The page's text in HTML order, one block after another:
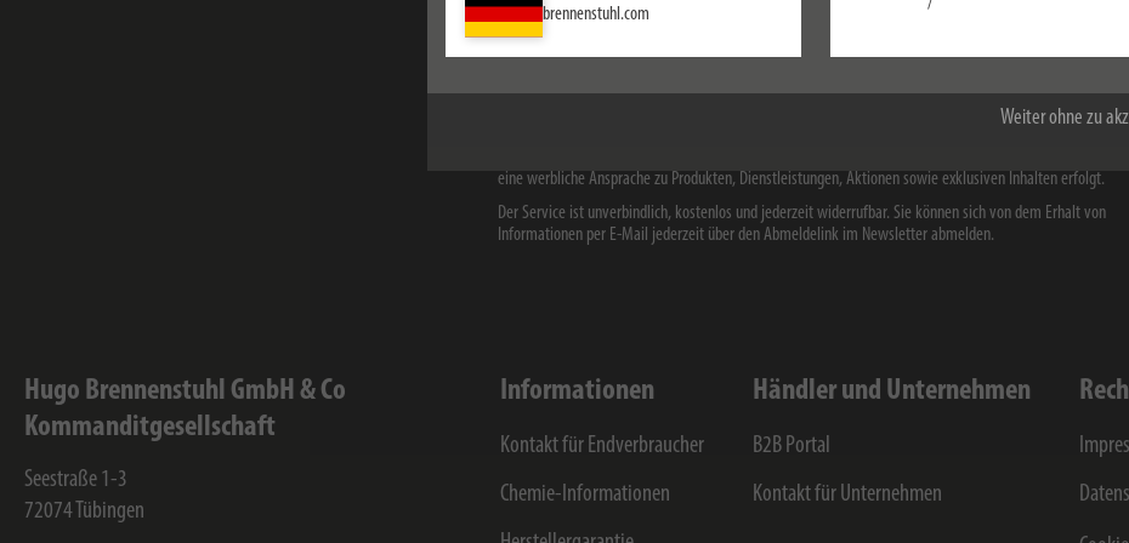
Alle akzeptieren
Weiter ohne zu
brennenstuhl.com
E-Mail
eine werbliche Ansprache zu Produkten, Dienstleistungen, Aktionen sowie exklusiven Inhalten erfolgt.
Der Service ist unverbindlich, kostenlos und jederzeit widerrufbar. Sie können sich von dem Erhalt von
Informationen per E-Mail jederzeit über den Abmeldelink im Newsletter abmelden.
Hugo Brennenstuhl GmbH & Co
Kommanditgesellschaft
Seestraße 1-3
72074 Tübingen
Informationen
Kontakt für Endverbraucher
Chemie-Informationen
Händler und Unternehmen
B2B Portal
Kontakt für Unternehmen